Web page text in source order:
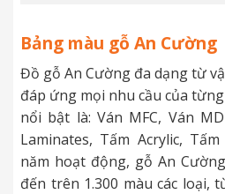
Bảng màu gỗ An Cường
Đồ gỗ An Cường đa dạng từ
đáp ứng mọi nhu cầu của
nổi bật là: Ván MFC, Ván
Laminates, Tấm Acrylic,
năm hoạt động, gỗ An
đến trên 1.300 màu các loại,